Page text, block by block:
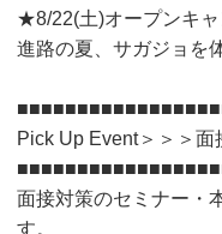
★8/22(土)オープンキ
進路の夏、サガジョを
Pick Up Event＞＞＞
面接対策のセミナー・
す。